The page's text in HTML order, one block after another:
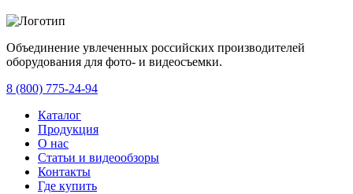
Объединение увлеченных российских производителей
оборудования для фото- и видеосъемки.
8 (800) 775-24-94
Каталог
Продукция
О нас
Статьи и видеообзоры
Контакты
Где купить